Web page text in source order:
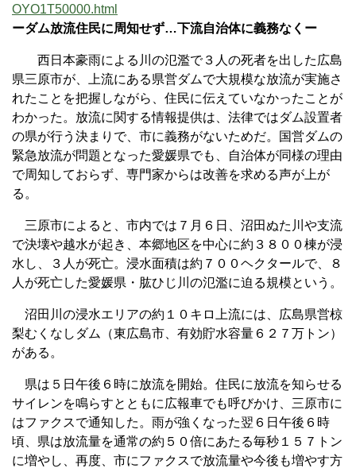
OYO1T50000.html
ーダム放流住民に周知せず…下流自治体に義務なくー
西日本豪雨による川の氾濫で３人の死者を出した広島
県三原市が、上流にある県営ダムで大規模な放流が実施さ
れたことを把握しながら、住民に伝えていなかったことが
わかった。放流に関する情報提供は、法律ではダム設置者
の県が行う決まりで、市に義務がないためだ。国営ダムの
緊急放流が問題となった愛媛県でも、自治体が同様の理由
で周知しておらず、専門家からは改善を求める声が上が
る。
三原市によると、市内では７月６日、沼田ぬた川や支流
で決壊や越水が起き、本郷地区を中心に約３８００棟が浸
水し、３人が死亡。浸水面積は約７００ヘクタールで、８
人が死亡した愛媛県・肱ひじ川の氾濫に迫る規模という。
沼田川の浸水エリアの約１０キロ上流には、広島県営椋
梨むくなしダム（東広島市、有効貯水容量６２７万トン）
がある。
県は５日午後６時に放流を開始。住民に放流を知らせる
サイレンを鳴らすとともに広報車でも呼びかけ、三原市に
はファクスで通知した。雨が強くなった翌６日午後６時
頃、県は放流量を通常の約５０倍にあたる毎秒１５７トン
に増やし、再度、市にファクスで放流量や今後も増やす方